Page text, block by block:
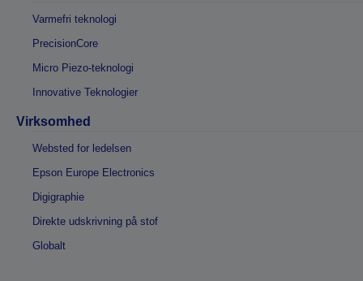
Varmefri teknologi
PrecisionCore
Micro Piezo-teknologi
Innovative Teknologier
Virksomhed
Websted for ledelsen
Epson Europe Electronics
Digigraphie
Direkte udskrivning på stof
Globalt